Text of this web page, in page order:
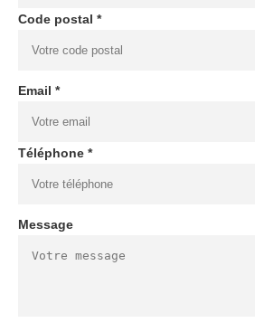
Code postal *
Email *
Téléphone *
Message